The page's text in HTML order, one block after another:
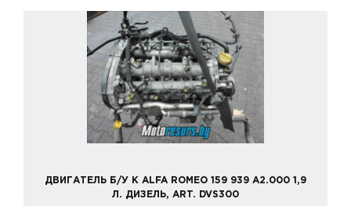
ДВИГАТЕЛЬ Б/У К ALFA ROMEO 159 939 A2.000 1,9
Л. ДИЗЕЛЬ, ART. DVS300